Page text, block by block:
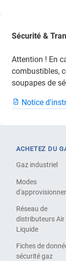
Sécurité &
Attention ! En
combustibles,
soupapes de
Notice
ACHETEZ DU
Gaz industriel
Modes
Réseau de
distributeurs Air
Liquide
Fiches de
sécurité gaz